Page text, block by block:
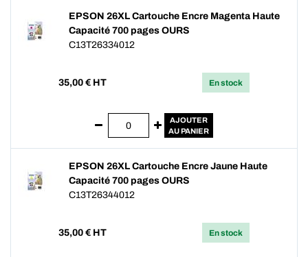
EPSON 26XL Cartouche Encre Magenta Haute
Capacité 700 pages OURS
C13T26334012
35,00 € HT En stock
AJOUTER
AU PANIER
EPSON 26XL Cartouche Encre Jaune Haute
Capacité 700 pages OURS
C13T26344012
35,00 € HT En stock